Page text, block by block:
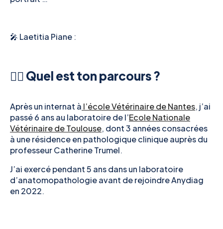
🎤 Laetitia Piane :
👉🏻 Quel est ton parcours ?
Après un internat à l’école Vétérinaire de Nantes, j’ai
passé 6 ans au laboratoire de l’Ecole Nationale
Vétérinaire de Toulouse, dont 3 années consacrées
à une résidence en pathologique clinique auprès du
professeur Catherine Trumel.
J’ai exercé pendant 5 ans dans un laboratoire
d’anatomopathologie avant de rejoindre Anydiag
en 2022.